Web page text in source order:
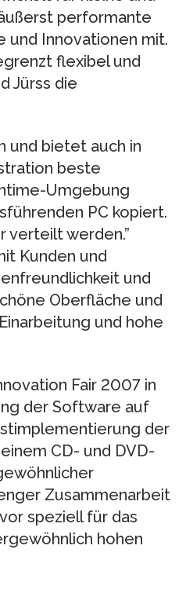
performante
und Innovationen mit.
flexibel und
Jürss die
und bietet auch in
beste
Umgebung
PC kopiert.
verteilt werden.”
Kunden und
und
Oberfläche und
und hohe
Fair 2007 in
der Software auf
der
CD- und DVD-
Zusammenarbeit
speziell für das
hohen